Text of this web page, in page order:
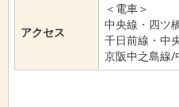
アクセス
＜電車＞
中央線・四ツ
千日前線・中
京阪中之島線/